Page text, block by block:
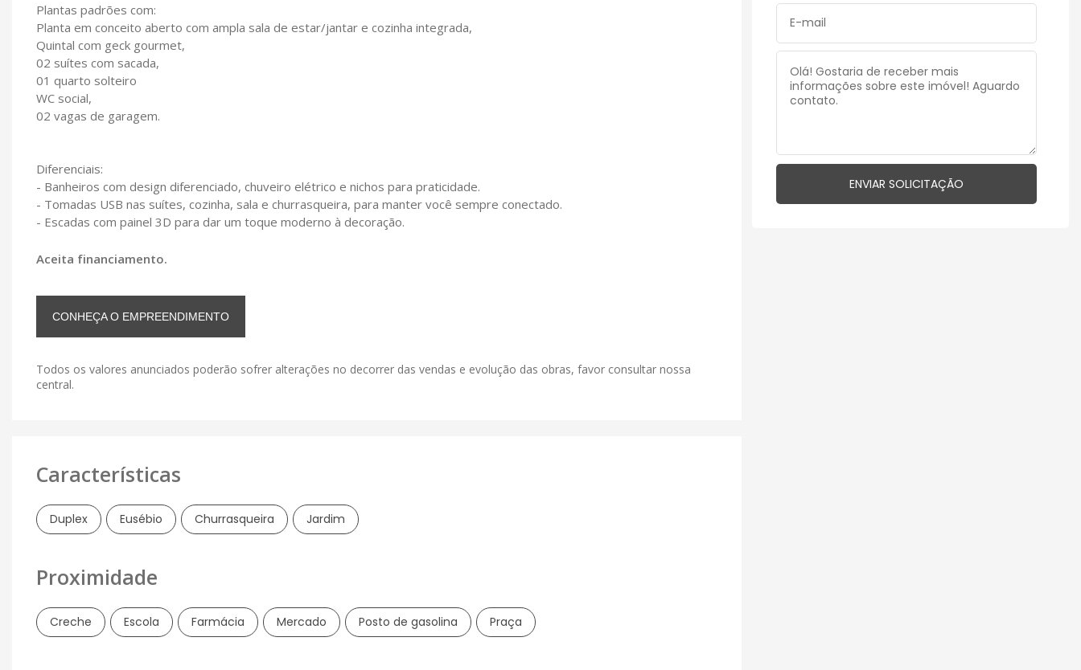
Plantas padrões com:
Planta em conceito aberto com ampla sala de estar/jantar e cozinha integrada,
Quintal com geck gourmet,
02 suítes com sacada,
01 quarto solteiro
WC social,
02 vagas de garagem.
Diferenciais:
- Banheiros com design diferenciado, chuveiro elétrico e nichos para praticidade.
- Tomadas USB nas suítes, cozinha, sala e churrasqueira, para manter você sempre conectado.
- Escadas com painel 3D para dar um toque moderno à decoração.
Aceita financiamento.
CONHEÇA O EMPREENDIMENTO
Todos os valores anunciados poderão sofrer alterações no decorrer das vendas e evolução das obras, favor consultar nossa
central.
Características
Duplex Eusébio Churrasqueira Jardim
Proximidade
Creche Escola Farmácia Mercado Posto de gasolina Praça